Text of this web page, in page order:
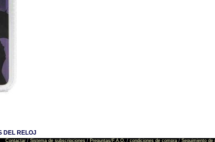
DEL RELOJ
Contactar / Sistema de subscripciones / Preguntas/F.A.Q. / condiciones de compra / Seguimiento de